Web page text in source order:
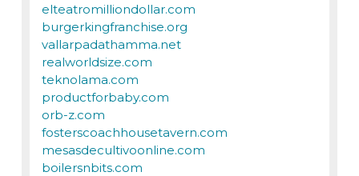
elteatromilliondollar.com
burgerkingfranchise.org
vallarpadathamma.net
realworldsize.com
teknolama.com
productforbaby.com
orb-z.com
fosterscoachhousetavern.com
mesasdecultivoonline.com
boilersnbits.com